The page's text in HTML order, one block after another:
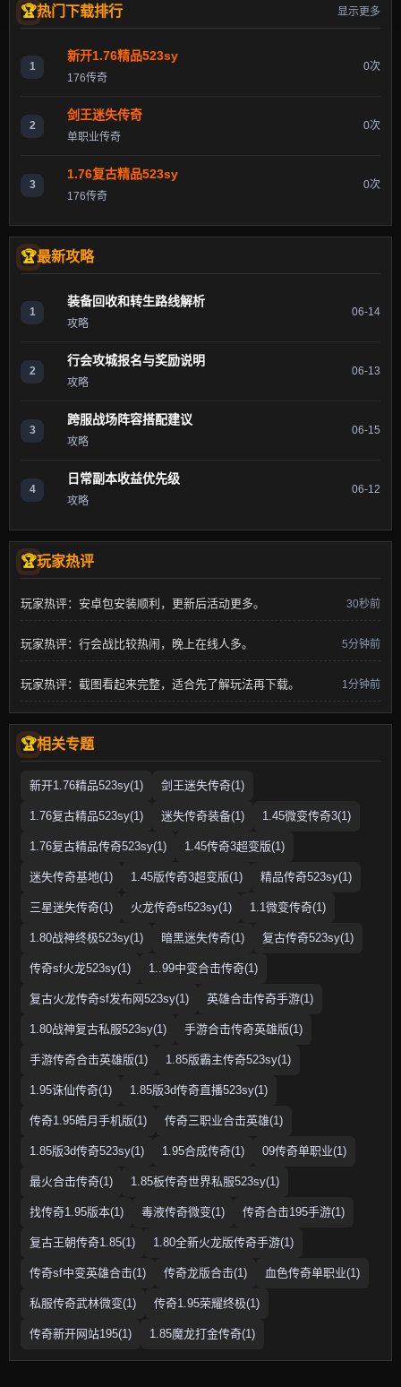
热门下载排行 显示更多
1
新开1.76精品523sy
176传奇
0次
2
剑王迷失传奇
单职业传奇
0次
3
1.76复古精品523sy
176传奇
0次
最新攻略
1
装备回收和转生路线解析
攻略
06-14
2
行会攻城报名与奖励说明
攻略
06-13
3
跨服战场阵容搭配建议
攻略
06-15
4
日常副本收益优先级
攻略
06-12
玩家热评
玩家热评：安卓包安装顺利，更新后活动更多。 30秒前
玩家热评：行会战比较热闹，晚上在线人多。 5分钟前
玩家热评：截图看起来完整，适合先了解玩法再下载。 1分钟前
相关专题
新开1.76精品523sy(1) 剑王迷失传奇(1)
1.76复古精品523sy(1) 迷失传奇装备(1) 1.45微变传奇3(1)
1.76复古精品传奇523sy(1) 1.45传奇3超变版(1)
迷失传奇基地(1) 1.45版传奇3超变版(1) 精品传奇523sy(1)
三星迷失传奇(1) 火龙传奇sf523sy(1) 1.1微变传奇(1)
1.80战神终极523sy(1) 暗黑迷失传奇(1) 复古传奇523sy(1)
传奇sf火龙523sy(1) 1..99中变合击传奇(1)
复古火龙传奇sf发布网523sy(1) 英雄合击传奇手游(1)
1.80战神复古私服523sy(1) 手游合击传奇英雄版(1)
手游传奇合击英雄版(1) 1.85版霸主传奇523sy(1)
1.95诛仙传奇(1) 1.85版3d传奇直播523sy(1)
传奇1.95皓月手机版(1) 传奇三职业合击英雄(1)
1.85版3d传奇523sy(1) 1.95合成传奇(1) 09传奇单职业(1)
最火合击传奇(1) 1.85板传奇世界私服523sy(1)
找传奇1.95版本(1) 毒液传奇微变(1) 传奇合击195手游(1)
复古王朝传奇1.85(1) 1.80全新火龙版传奇手游(1)
传奇sf中变英雄合击(1) 传奇龙版合击(1) 血色传奇单职业(1)
私服传奇武林微变(1) 传奇1.95荣耀终极(1)
传奇新开网站195(1) 1.85魔龙打金传奇(1)